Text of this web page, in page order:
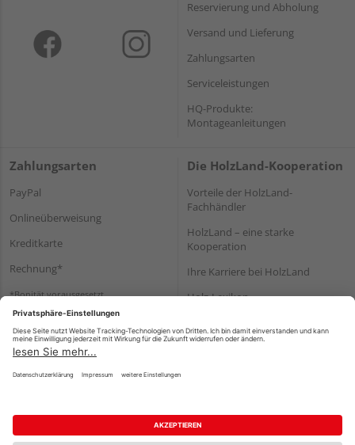
Reservierung und Abholung
Versand und Lieferung
Zahlungsarten
Serviceleistungen
HQ-Produkte:
Montageanleitungen
Zahlungsarten
PayPal
Onlineüberweisung
Kreditkarte
Rechnung*
*Bonität vorausgesetzt
Die HolzLand-Kooperation
Vorteile der HolzLand-
Fachhändler
HolzLand – eine starke
Kooperation
Ihre Karriere bei HolzLand
Holz-Lexikon
Impressum Datenschutz
Nutzungsbedingungen
Barrierefreiheitserklärung
Vertrag widerrufen